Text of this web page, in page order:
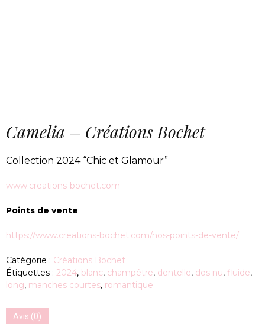
Camelia – Créations Bochet
Collection 2024 “Chic et Glamour”
www.creations-bochet.com
Points de vente
https://www.creations-bochet.com/nos-points-de-vente/
Catégorie : Créations Bochet
Étiquettes : 2024, blanc, champêtre, dentelle, dos nu, fluide,
long, manches courtes, romantique
Avis (0)